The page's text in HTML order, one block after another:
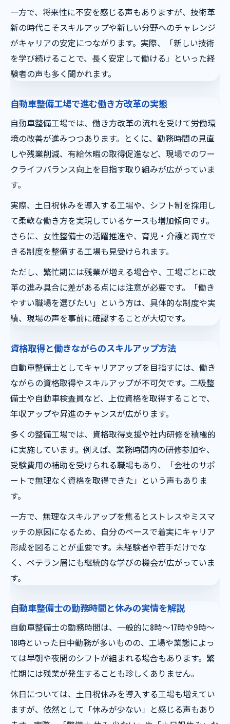
ツ
働き方改革に対応した学び方の工夫とは
資格取得で広がる自動車整備士の将来性
整備工場が支援するスキルアップ環境
勤務時間を活かした学習と資格対策法
形態
整備士の将来性を支える新しい働き方の実
例
土日祝休みや時短勤務の可能性を探る
資格取得と両立できる新しいシフト制度
ワークライフバランス重視の整備士キャリア論
フバランス
働き方改革で叶える家族との時間確保法
自動車整備工場での休みと勤務時間の実際
整備士資格を活かした柔軟なキャリア選択
一方で、将来性に不安を感じる声もありますが、技術革
新の時代こそスキルアップや新しい分野へのチャレンジ
がキャリアの安定につながります。実際、「新しい技術
を学び続けることで、長く安定して働ける」といった経
験者の声も多く聞かれます。
自動車整備工場で進む働き方改革の実態
自動車整備工場では、働き方改革の流れを受けて労働環
境の改善が進みつつあります。とくに、勤務時間の見直
しや残業削減、有給休暇の取得促進など、現場でのワー
クライフバランス向上を目指す取り組みが広がっていま
す。
実際、土日祝休みを導入する工場や、シフト制を採用し
て柔軟な働き方を実現しているケースも増加傾向です。
さらに、女性整備士の活躍推進や、育児・介護と両立で
きる制度を整備する工場も見受けられます。
ただし、繁忙期には残業が増える場合や、工場ごとに改
革の進み具合に差がある点には注意が必要です。「働き
やすい職場を選びたい」という方は、具体的な制度や実
績、現場の声を事前に確認することが大切です。
資格取得と働きながらのスキルアップ方法
自動車整備士としてキャリアアップを目指すには、働き
ながらの資格取得やスキルアップが不可欠です。二級整
備士や自動車検査員など、上位資格を取得することで、
年収アップや昇進のチャンスが広がります。
多くの整備工場では、資格取得支援や社内研修を積極的
に実施しています。例えば、業務時間内の研修参加や、
受験費用の補助を受けられる職場もあり、「会社のサポ
ートで無理なく資格を取得できた」という声もありま
す。
一方で、無理なスキルアップを焦るとストレスやミスマ
ッチの原因になるため、自分のペースで着実にキャリア
形成を図ることが重要です。未経験者や若手だけでな
く、ベテラン層にも継続的な学びの機会が広がっていま
す。
自動車整備士の勤務時間と休みの実情を解説
自動車整備士の勤務時間は、一般的に8時〜17時や9時〜
18時といった日中勤務が多いものの、工場や業態によっ
ては早朝や夜間のシフトが組まれる場合もあります。繁
忙期には残業が発生することも珍しくありません。
休日については、土日祝休みを導入する工場も増えてい
ますが、依然として「休みが少ない」と感じる声もあり